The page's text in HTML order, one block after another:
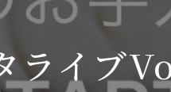
ライブ